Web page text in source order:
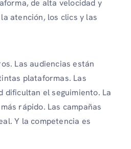
de alta velocidad y
atención, los clics y las
Las audiencias están
plataformas. Las
dificultan el seguimiento. La
rápido. Las campañas
Y la competencia es